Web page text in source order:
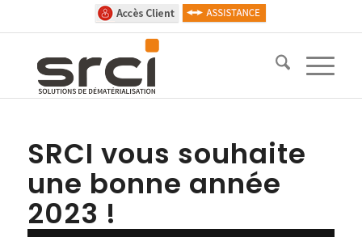
SRCI vous souhaite
une bonne année
2023 !